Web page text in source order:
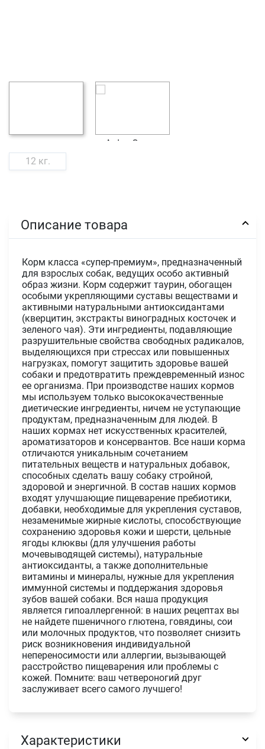
12 кг.
Описание товара
Корм класса «супер-премиум», предназначенный
для взрослых собак, ведущих особо активный
образ жизни. Корм содержит таурин, обогащен
особыми укрепляющими суставы веществами и
активными натуральными антиоксидантами
(кверцитин, экстракты виноградных косточек и
зеленого чая). Эти ингредиенты, подавляющие
разрушительные свойства свободных радикалов,
выделяющихся при стрессах или повышенных
нагрузках, помогут защитить здоровье вашей
собаки и предотвратить преждевременный износ
ее организма. При производстве наших кормов
мы используем только высококачественные
диетические ингредиенты, ничем не уступающие
продуктам, предназначенным для людей. В
наших кормах нет искусственных красителей,
ароматизаторов и консервантов. Все наши корма
отличаются уникальным сочетанием
питательных веществ и натуральных добавок,
способных сделать вашу собаку стройной,
здоровой и энергичной. В состав наших кормов
входят улучшающие пищеварение пребиотики,
добавки, необходимые для укрепления суставов,
незаменимые жирные кислоты, способствующие
сохранению здоровья кожи и шерсти, цельные
ягоды клюквы (для улучшения работы
мочевыводящей системы), натуральные
антиоксиданты, а также дополнительные
витамины и минералы, нужные для укрепления
иммунной системы и поддержания здоровья
зубов вашей собаки. Вся наша продукция
является гипоаллергенной: в наших рецептах вы
не найдете пшеничного глютена, говядины, сои
или молочных продуктов, что позволяет снизить
риск возникновения индивидуальной
непереносимости или аллергии, вызывающей
расстройство пищеварения или проблемы с
кожей. Помните: ваш четвероногий друг
заслуживает всего самого лучшего!
Характеристики